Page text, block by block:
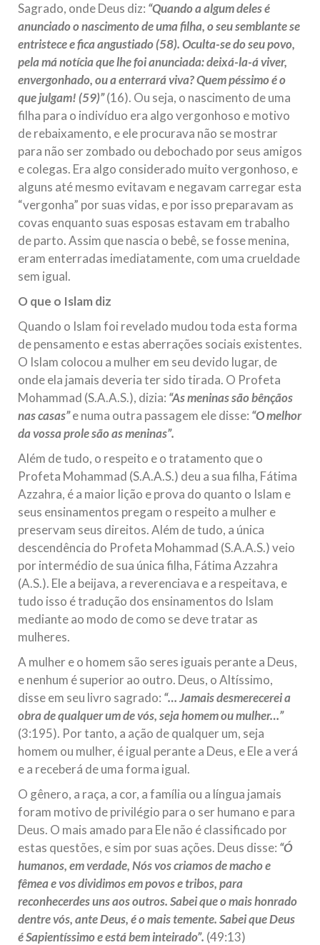
Sagrado, onde Deus diz: “Quando a algum deles é
anunciado o nascimento de uma filha, o seu semblante se
entristece e fica angustiado (58). Oculta-se do seu povo,
pela má notícia que lhe foi anunciada: deixá-la-á viver,
envergonhado, ou a enterrará viva? Quem péssimo é o
que julgam! (59)”(16). Ou seja, o nascimento de uma
filha para o indivíduo era algo vergonhoso e motivo
de rebaixamento, e ele procurava não se mostrar
para não ser zombado ou debochado por seus amigos
e colegas. Era algo considerado muito vergonhoso, e
alguns até mesmo evitavam e negavam carregar esta
“vergonha” por suas vidas, e por isso preparavam as
covas enquanto suas esposas estavam em trabalho
de parto. Assim que nascia o bebê, se fosse menina,
eram enterradas imediatamente, com uma crueldade
sem igual.
O que o Islam diz
Quando o Islam foi revelado mudou toda esta forma
de pensamento e estas aberrações sociais existentes.
O Islam colocou a mulher em seu devido lugar, de
onde ela jamais deveria ter sido tirada. O Profeta
Mohammad (S.A.A.S.), dizia: “As meninas são bênçãos
nas casas”e numa outra passagem ele disse: “O melhor
da vossa prole são as meninas”.
Além de tudo, o respeito e o tratamento que o
Profeta Mohammad (S.A.A.S.) deu a sua filha, Fátima
Azzahra, é a maior lição e prova do quanto o Islam e
seus ensinamentos pregam o respeito a mulher e
preservam seus direitos. Além de tudo, a única
descendência do Profeta Mohammad (S.A.A.S.) veio
por intermédio de sua única filha, Fátima Azzahra
(A.S.). Ele a beijava, a reverenciava e a respeitava, e
tudo isso é tradução dos ensinamentos do Islam
mediante ao modo de como se deve tratar as
mulheres.
A mulher e o homem são seres iguais perante a Deus,
e nenhum é superior ao outro. Deus, o Altíssimo,
disse em seu livro sagrado: “… Jamais desmerecerei a
obra de qualquer um de vós, seja homem ou mulher…”
(3:195). Por tanto, a ação de qualquer um, seja
homem ou mulher, é igual perante a Deus, e Ele a verá
e a receberá de uma forma igual.
O gênero, a raça, a cor, a família ou a língua jamais
foram motivo de privilégio para o ser humano e para
Deus. O mais amado para Ele não é classificado por
estas questões, e sim por suas ações. Deus disse: “Ó
humanos, em verdade, Nós vos criamos de macho e
fêmea e vos dividimos em povos e tribos, para
reconhecerdes uns aos outros. Sabei que o mais honrado
dentre vós, ante Deus, é o mais temente. Sabei que Deus
é Sapientíssimo e está bem inteirado”. (49:13)